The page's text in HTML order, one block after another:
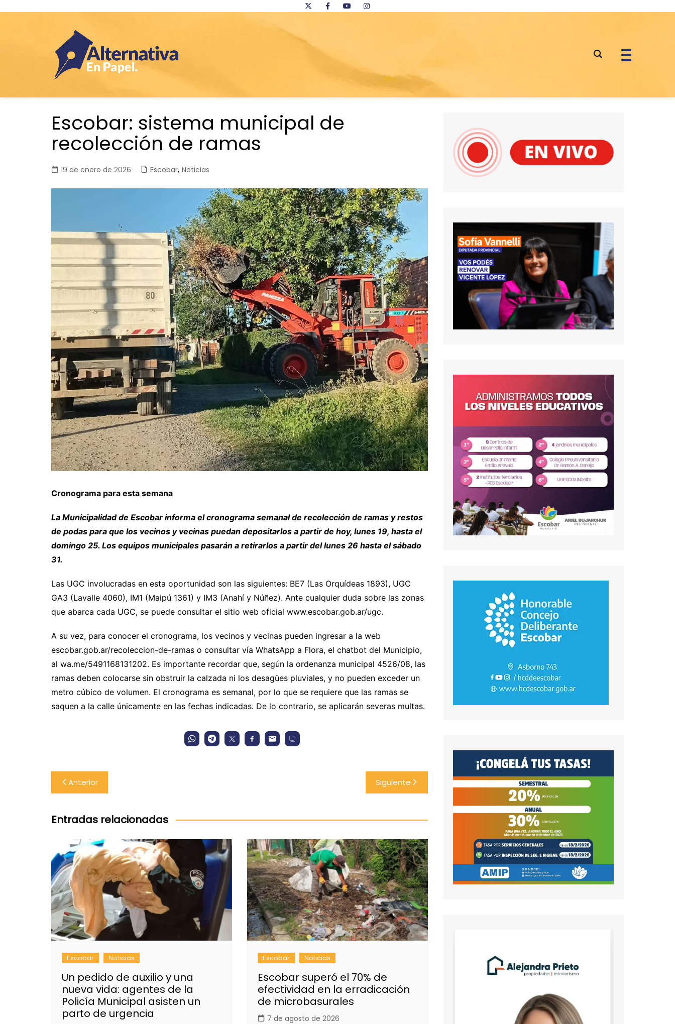
Escobar: sistema municipal de
recolección de ramas
19 de enero de 2026 Escobar, Noticias
Cronograma para esta semana
La Municipalidad de Escobar informa el cronograma semanal de recolección de ramas y restos
de podas para que los vecinos y vecinas puedan depositarlos a partir de hoy, lunes 19, hasta el
domingo 25. Los equipos municipales pasarán a retirarlos a partir del lunes 26 hasta el sábado
31.
Las UGC involucradas en esta oportunidad son las siguientes: BE7 (Las Orquídeas 1893), UGC
GA3 (Lavalle 4060), IM1 (Maipú 1361) y IM3 (Anahí y Núñez). Ante cualquier duda sobre las zonas
que abarca cada UGC, se puede consultar el sitio web oficial www.escobar.gob.ar/ugc.
A su vez, para conocer el cronograma, los vecinos y vecinas pueden ingresar a la web
escobar.gob.ar/recoleccion-de-ramas o consultar vía WhatsApp a Flora, el chatbot del Municipio,
al wa.me/5491168131202. Es importante recordar que, según la ordenanza municipal 4526/08, las
ramas deben colocarse sin obstruir la calzada ni los desagües pluviales, y no pueden exceder un
metro cúbico de volumen. El cronograma es semanal, por lo que se requiere que las ramas se
saquen a la calle únicamente en las fechas indicadas. De lo contrario, se aplicarán severas multas.
Navegación
de
entradas
Anterior Siguiente
Entradas relacionadas
Escobar Noticias
Un pedido de auxilio y una
nueva vida: agentes de la
Policía Municipal asisten un
parto de urgencia
Escobar Noticias
Escobar superó el 70% de
efectividad en la erradicación
de microbasurales
7 de agosto de 2026